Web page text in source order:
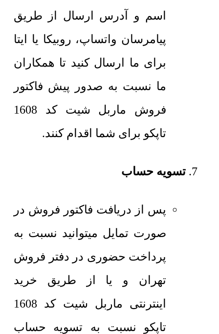
اسم و آدرس ارسال از طریق
پیامرسان واتساپ، روبیکا یا ایتا
برای ما ارسال کنید تا همکاران
ما نسبت به صدور پیش فاکتور
فروش ماربل شیت کد 1608
تاپکو برای شما اقدام کنند.
تسویه حساب
پس از دریافت فاکتور فروش در
صورت تمایل میتوانید نسبت به
پرداخت حضوری در دفتر فروش
تهران و یا از طریق خرید
اینترنتی ماربل شیت کد 1608
تاپکو نسبت به تسویه حساب